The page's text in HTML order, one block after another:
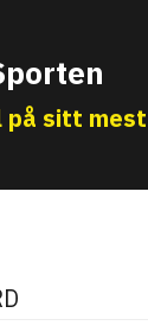
på sitt